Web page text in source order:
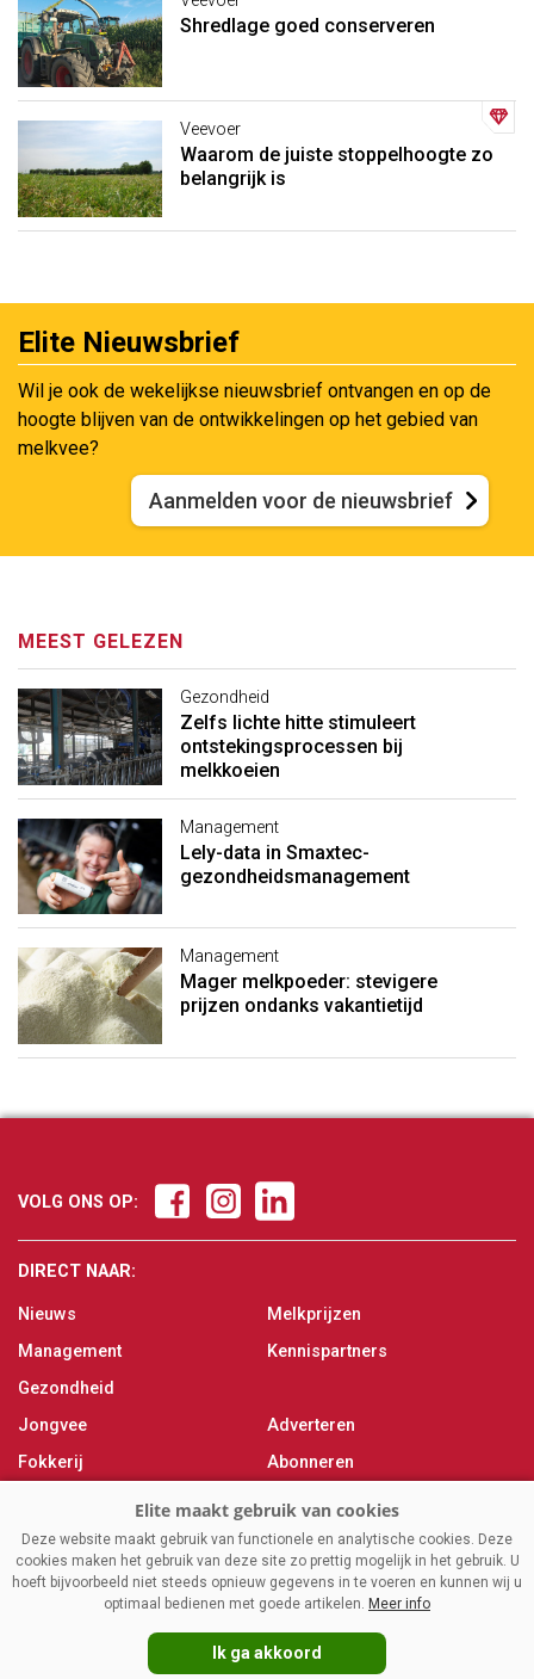
Shredlage goed conserveren
Veevoer
Waarom de juiste stoppelhoogte zo
belangrijk is
Elite Nieuwsbrief
Wil je ook de wekelijkse nieuwsbrief ontvangen en op de
hoogte blijven van de ontwikkelingen op het gebied van
melkvee?
Aanmelden voor de nieuwsbrief
MEEST GELEZEN
Gezondheid
Zelfs lichte hitte stimuleert
ontstekingsprocessen bij
melkkoeien
Management
Lely-data in Smaxtec-
gezondheidsmanagement
Management
Mager melkpoeder: stevigere
prijzen ondanks vakantietijd
VOLG ONS OP:
DIRECT NAAR:
Nieuws
Management
Gezondheid
Jongvee
Fokkerij
Melken
Magazine
Melkprijzen
Kennispartners
Adverteren
Abonneren
Over ons
Contact
VAKBLADELITE.NL|DISCLAIMER|PRIVACY
Deze website maakt gebruik van functionele en analytische cookies. Deze
cookies maken het gebruik van deze site zo prettig mogelijk in het gebruik. U
hoeft bijvoorbeeld niet steeds opnieuw gegevens in te voeren en kunnen wij u
optimaal bedienen met goede artikelen. Meer info
Ik ga akkoord